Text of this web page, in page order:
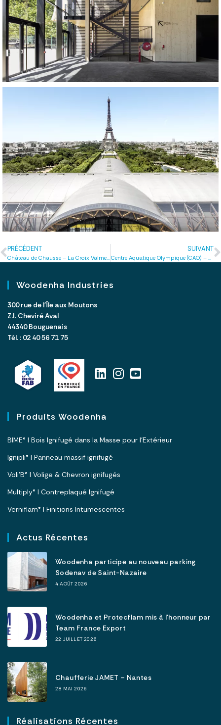
PRÉCÉDENT SUIVANT
Woodenha Industries
300 rue de l’Île aux Moutons
Z.I. Cheviré Aval
44340 Bouguenais
Tél. : 02 40 56 71 75
Produits Woodenha
BIME® I Bois Ignifugé dans la Masse pour l’Extérieur
Ignipli® I Panneau massif ignifugé
Voli’B® I Volige & Chevron ignifugés
Multiply® I Contreplaqué Ignifugé
Verniflam® I Finitions Intumescentes
Actus Récentes
Woodenha participe au nouveau parking
Sodenav de Saint-Nazaire
4 AOÛT 2026
Woodenha et Protecflam mis à l’honneur par
Team France Export
22 JUILLET 2026
Chaufferie JAMET – Nantes
28 MAI 2026
Réalisations Récentes